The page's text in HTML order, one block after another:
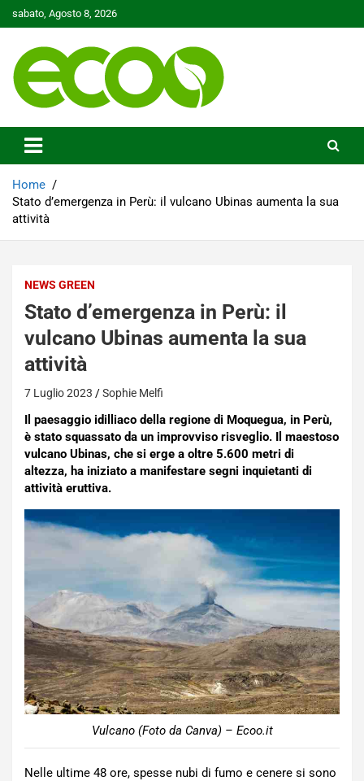
to
sabato, Agosto 8, 2026
Ecoo.it
Home
Stato d’emergenza in Perù: il vulcano Ubinas aumenta la sua
attività
NEWS GREEN
Stato d’emergenza in Perù: il
vulcano Ubinas aumenta la sua
attività
7 Luglio 2023 Sophie Melfi
Il paesaggio idilliaco della regione di Moquegua, in Perù,
è stato squassato da un improvviso risveglio. Il maestoso
vulcano Ubinas, che si erge a oltre 5.600 metri di
altezza, ha iniziato a manifestare segni inquietanti di
attività eruttiva.
Vulcano (Foto da Canva) – Ecoo.it
Nelle ultime 48 ore, spesse nubi di fumo e cenere si sono